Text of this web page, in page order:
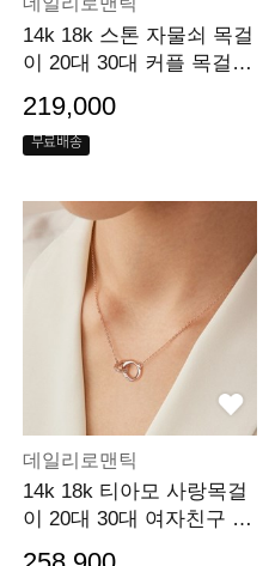
14k 18k 스톤 자물쇠 목걸
이 20대 30대 커플 목걸이
219,000
무료배송
데일리로맨틱
14k 18k 티아모 사랑목걸
이 20대 30대 여자친구 기